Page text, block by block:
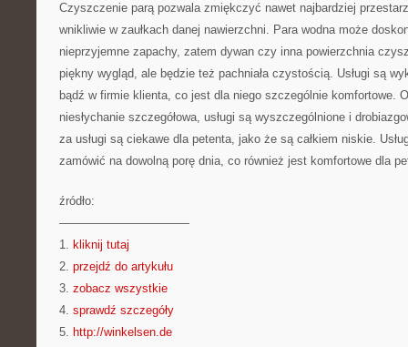
Czyszczenie parą pozwala zmiękczyć nawet najbardziej
wnikliwie w zaułkach danej nawierzchni. Para wodna może
nieprzyjemne zapachy, zatem dywan czy inna powierzchnia
piękny wygląd, ale będzie też pachniała czystością. Usługi są
bądź w firmie klienta, co jest dla niego szczególnie komfortowe.
niesłychanie szczegółowa, usługi są wyszczególnione i
za usługi są ciekawe dla petenta, jako że są całkiem niskie.
zamówić na dowolną porę dnia, co również jest komfortowe dla
źródło:
———————————
1. kliknij tutaj
2. przejdź do artykułu
3. zobacz wszystkie
4. sprawdź szczegóły
5. http://winkelsen.de